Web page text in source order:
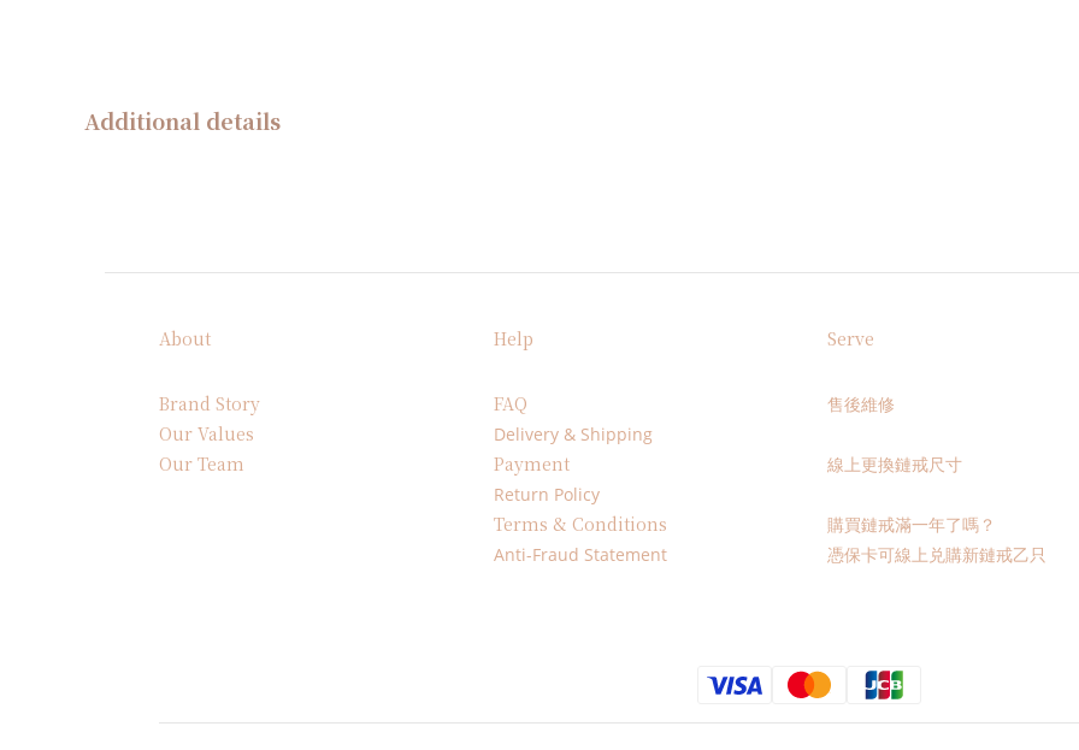
Additional details
About
Brand Story
Our Values
Our Team
Help
FAQ
Delivery & Shipping
Payment
Return Policy
Terms & Conditions
Anti-Fraud Statement
Serve
售後維修
線上更換鏈戒尺寸
購買鏈戒滿一年了嗎？
憑保卡可線上兑購新鏈戒乙只